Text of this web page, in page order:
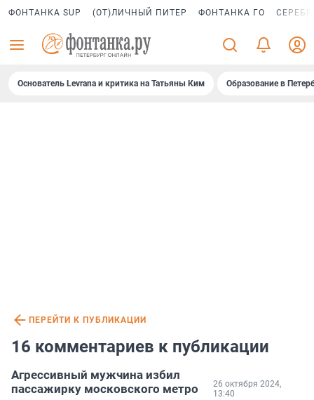
ФОНТАНКА SUP (ОТ)ЛИЧНЫЙ ПИТЕР ФОНТАНКА ГО
Основатель Levrana и критика на Татьяны Ким Образование в
ПЕРЕЙТИ К ПУБЛИКАЦИИ
16 комментариев к публикации
Агрессивный мужчина избил
пассажирку московского метро
26 октября 2024,
13:40